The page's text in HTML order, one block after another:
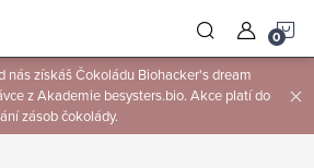
nás získáš Čokoládu Biohacker's dream
z Akademie besysters.bio. Akce platí do
zásob čokolády.